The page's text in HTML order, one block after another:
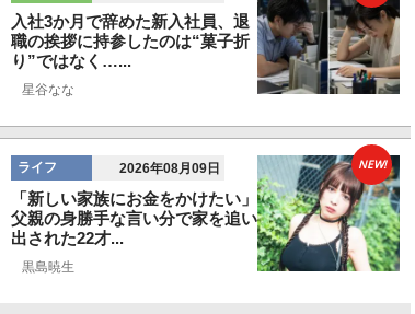
入社3か月で辞めた新入社員、退
職の挨拶に持参したのは“菓子折
り”ではなく…...
星谷なな
ライフ 2026年08月09日
「新しい家族にお金をかけたい」
父親の身勝手な言い分で家を追い
出された22才...
黒島暁生
NEW!